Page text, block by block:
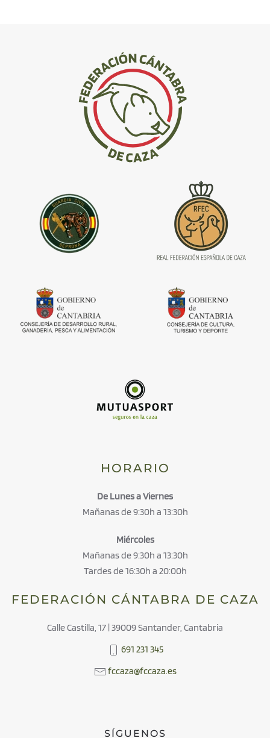
HORARIO
De Lunes a Viernes
Mañanas de 9:30h a 13:30h
Miércoles
Mañanas de 9:30h a 13:30h
Tardes de 16:30h a 20:00h
FEDERACIÓN CÁNTABRA DE CAZA
Calle Castilla, 17 | 39009 Santander, Cantabria
691 231 345
fccaza@fccaza.es
SÍGUENOS